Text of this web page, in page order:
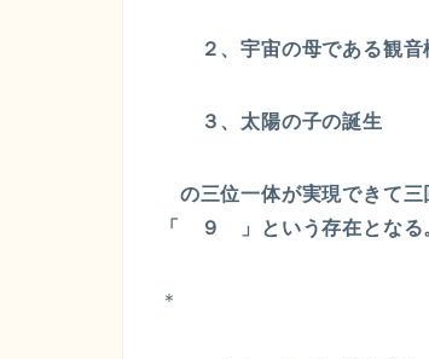
２、宇宙の母である観音
３、太陽の子の誕生
の三位一体が実現できて三
「 ９ 」という存在となる
＊